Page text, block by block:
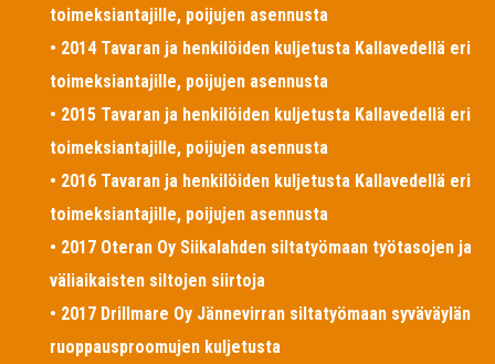
toimeksiantajille, poijujen asennusta
• 2014 Tavaran ja henkilöiden kuljetusta Kallavedellä eri
toimeksiantajille, poijujen asennusta
• 2015 Tavaran ja henkilöiden kuljetusta Kallavedellä eri
toimeksiantajille, poijujen asennusta
• 2016 Tavaran ja henkilöiden kuljetusta Kallavedellä eri
toimeksiantajille, poijujen asennusta
• 2017 Oteran Oy Siikalahden siltatyömaan työtasojen ja
väliaikaisten siltojen siirtoja
• 2017 Drillmare Oy Jännevirran siltatyömaan syväväylän
ruoppausproomujen kuljetusta